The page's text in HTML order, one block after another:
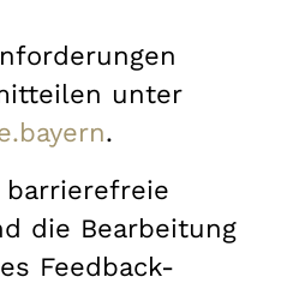
unter
.
die Bearbeitung
Feedback-